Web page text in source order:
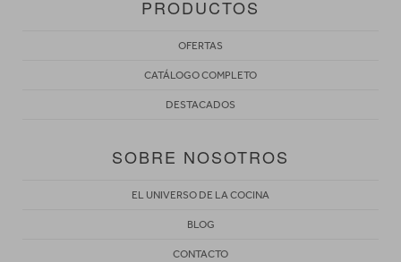
PRODUCTOS
OFERTAS
CATÁLOGO COMPLETO
DESTACADOS
SOBRE NOSOTROS
EL UNIVERSO DE LA COCINA
BLOG
CONTACTO